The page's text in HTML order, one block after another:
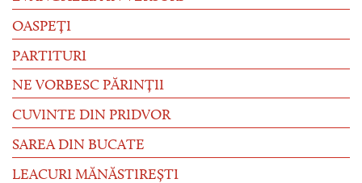
OASPEȚI
PARTITURI
NE VORBESC PĂRINȚII
CUVINTE DIN PRIDVOR
SAREA DIN BUCATE
LEACURI MĂNĂSTIREȘTI